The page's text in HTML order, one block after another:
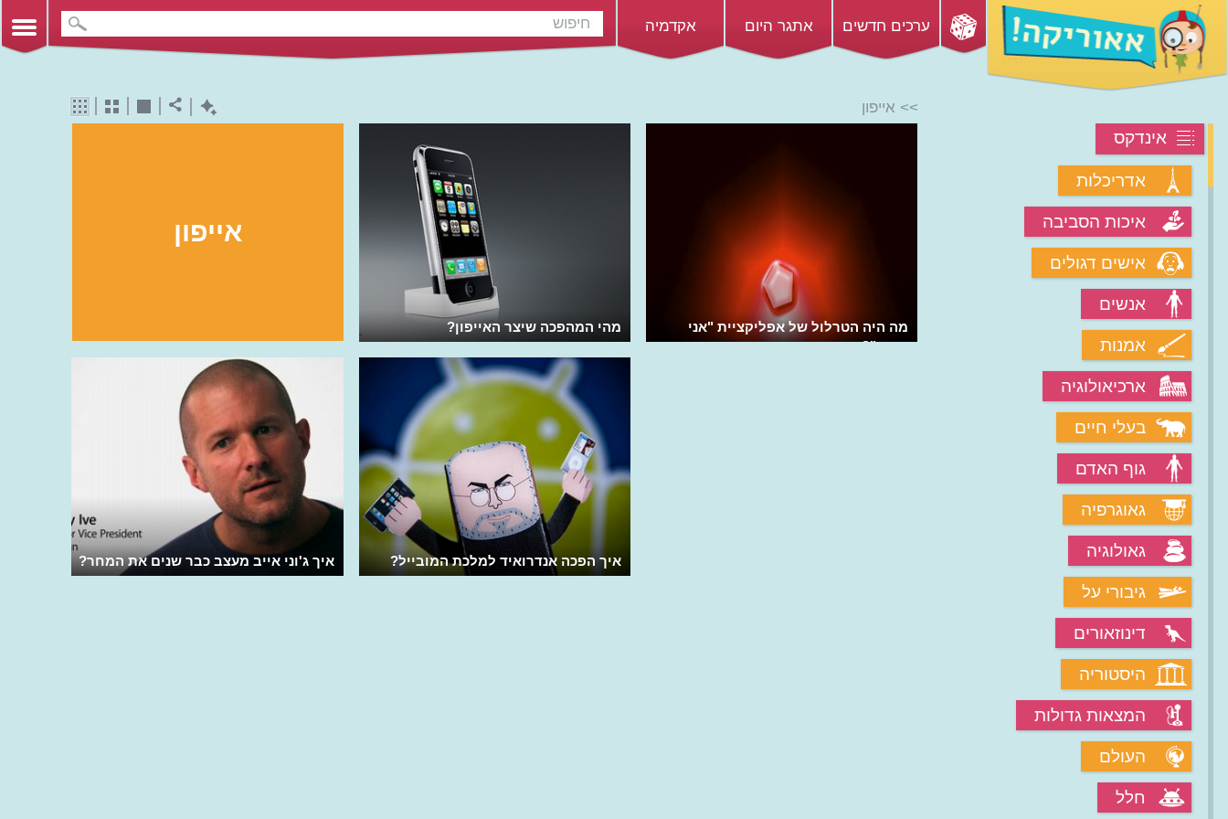
ערכים חדשים אתגר היום אקדמיה
אינדקס
אדריכלות
איכות הסביבה
אישים דגולים
אנשים
אמנות
ארכיאולוגיה
בעלי חיים
גוף האדם
גאוגרפיה
גאולוגיה
גיבורי על
דינוזאורים
היסטוריה
המצאות גדולות
העולם
חלל
>> אייפון
אייפון
מהי המהפכה שיצר האייפון?
מה היה הטרלול של אפליקציית "אני
עשיר"?
איך ג'וני אייב מעצב כבר שנים את המחר? איך הפכה אנדרואיד למלכת המובייל?